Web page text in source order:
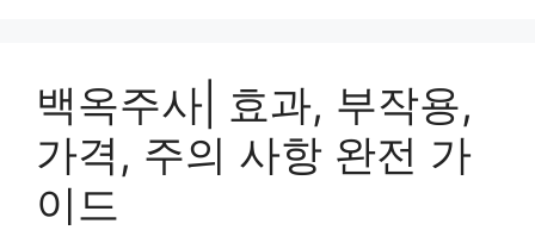
백옥주사| 효과, 부작용,
가격, 주의 사항 완전 가
이드